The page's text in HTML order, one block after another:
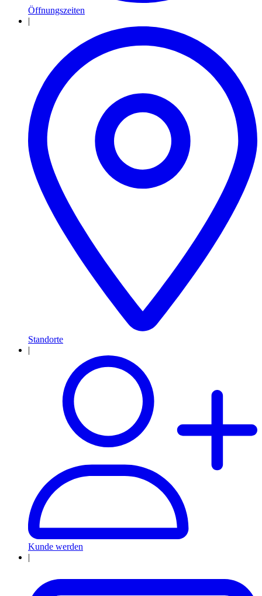
Öffnungszeiten
|
Standorte
Kunde werden
|